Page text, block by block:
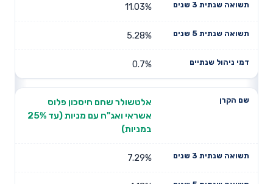
11.03%
5.28%
0.7%
אלטשולר שחם חיסכון פלוס
אשראי ואג"ח עם מניות (עד 25%
במניות)
7.29%